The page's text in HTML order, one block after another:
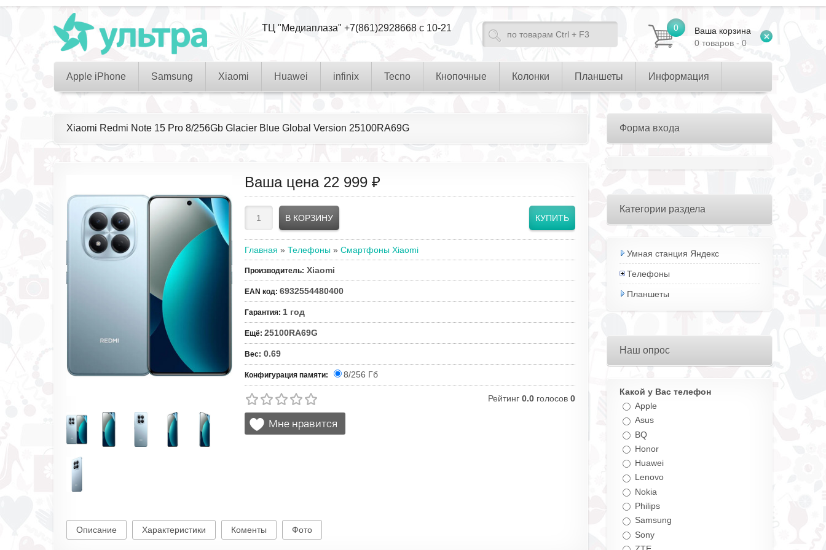
0
Ваша корзина
0 товаров - 0
ТЦ "Медиаплаза" +7(861)2928668 с 10-21
Apple iPhone Samsung Xiaomi Huawei infinix Tecno Кнопочные Колонки Планшеты Информация
Xiaomi Redmi Note 15 Pro 8/256Gb Glacier Blue Global Version 25100RA69G
Ваша цена 22 999 ₽
Главная » Телефоны » Смартфоны Xiaomi
Производитель: Xiaomi
EAN код: 6932554480400
Гарантия: 1 год
Ещё: 25100RA69G
Вес: 0.69
Конфигурация памяти: 8/256 Гб
Рейтинг 0.0 голосов 0
Описание Характеристики Коменты Фото
Форма входа
Категории раздела
Умная станция Яндекс
Телефоны
Планшеты
Наш опрос
Какой у Вас телефон
Apple
Asus
BQ
Honor
Huawei
Lenovo
Nokia
Philips
Samsung
Sony